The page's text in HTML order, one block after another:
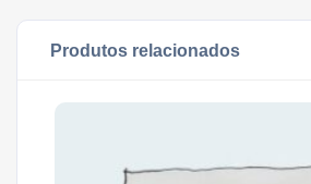
Produtos relacionados